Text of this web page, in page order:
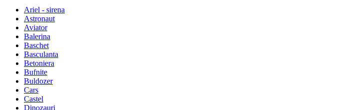
Ariel - sirena
Astronaut
Aviator
Balerina
Baschet
Basculanta
Betoniera
Bufnite
Buldozer
Cars
Castel
Dinozauri